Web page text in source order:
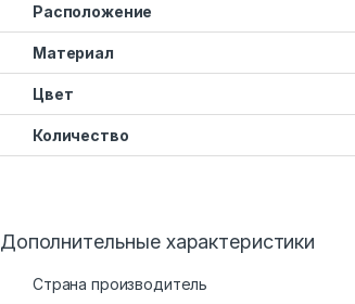
Расположение
Материал
Цвет
Количество
Дополнительные характеристики
Страна производитель